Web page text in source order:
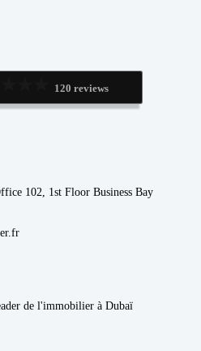
120 reviews
102, 1st Floor Business Bay
de l'immobilier à Dubaï